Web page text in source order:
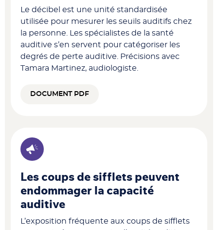
Le décibel est une unité standardisée
utilisée pour mesurer les seuils auditifs chez
la personne. Les spécialistes de la santé
auditive s’en servent pour catégoriser les
degrés de perte auditive. Précisions avec
Tamara Martinez, audiologiste.
DOCUMENT PDF
Les coups de sifflets peuvent
endommager la capacité
auditive
L’exposition fréquente aux coups de sifflets